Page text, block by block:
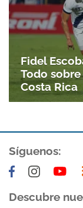
Fidel
Todo
Costa Rica
Síguenos:
Descubre